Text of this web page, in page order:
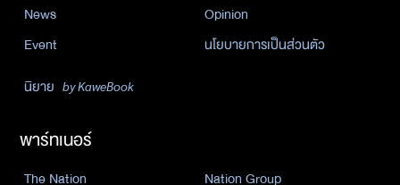
News
Opinion
Event
นโยบายการเป็นส่วนตัว
นิยาย by KaweBook
พาร์ทเนอร์
The Nation Nation Group